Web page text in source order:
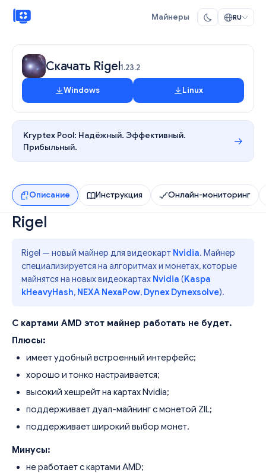
Майнеры RU
Скачать Rigel1.23.2
Windows Linux
Kryptex Pool: Надёжный. Эффективный.
Прибыльный.
Описание Инструкция Онлайн-мониторинг
Rigel
Rigel — новый майнер для видеокарт Nvidia. Майнер
специализируется на алгоритмах и монетах, которые
майнятся на новых видеокартах Nvidia (Kaspa
kHeavyHash, NEXA NexaPow, Dynex Dynexsolve).
С картами AMD этот майнер работать не будет.
Плюсы:
имеет удобный встроенный интерфейс;
хорошо и тонко настраивается;
высокий хешрейт на картах Nvidia;
поддерживает дуал-майнинг с монетой ZIL;
поддерживает широкий выбор монет.
Минусы:
не работает с картами AMD;